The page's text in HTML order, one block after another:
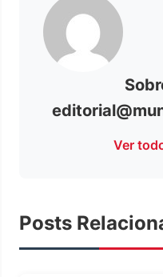
Ver
Posts